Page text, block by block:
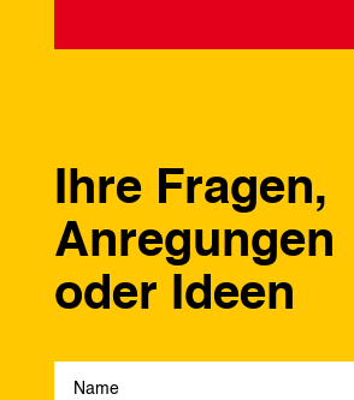
Ihre Fragen,
Anregungen
oder Ideen